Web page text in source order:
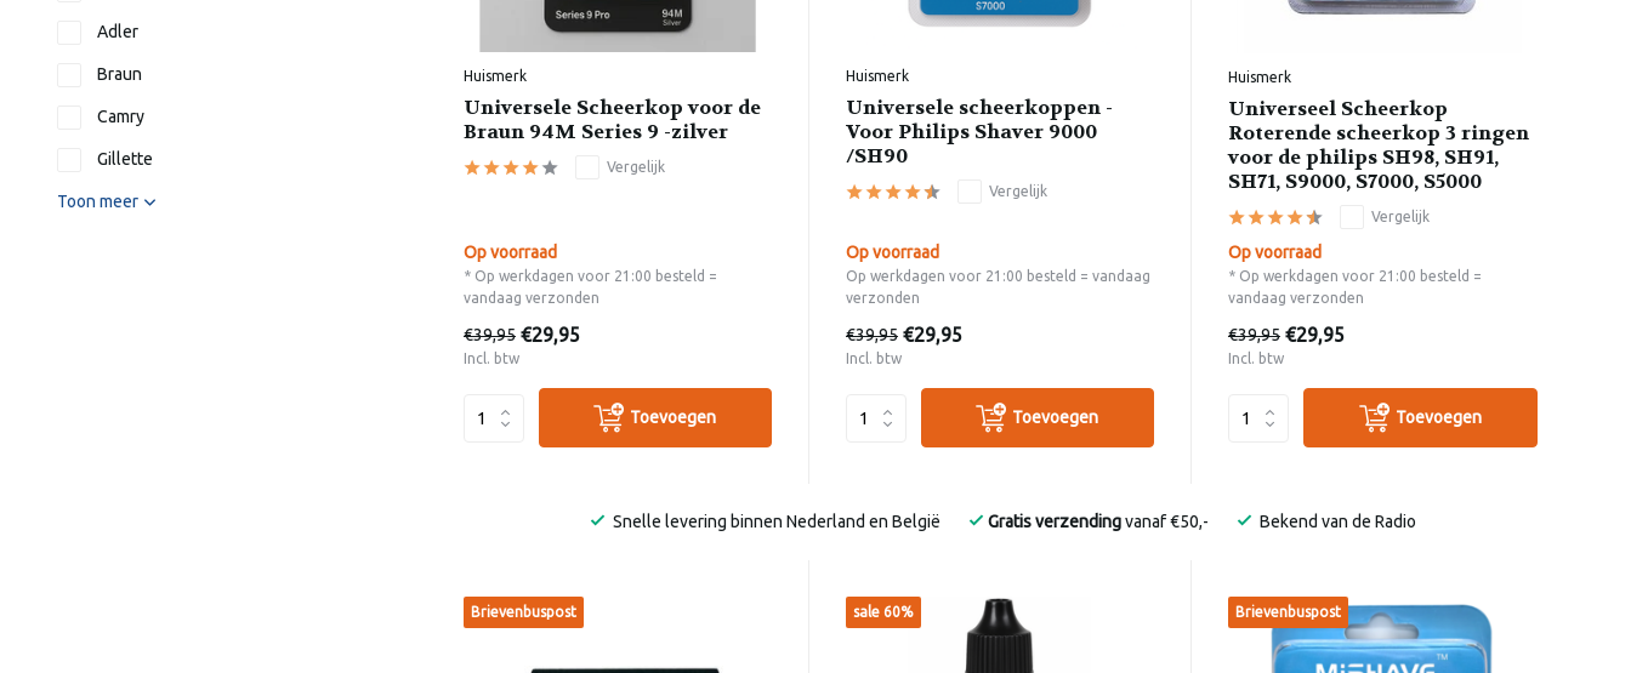
Adler
Braun
Camry
Gillette
Toon meer
Huismerk
Universele Scheerkop voor de
Braun 94M Series 9 -zilver
Vergelijk
Op voorraad
* Op werkdagen voor 21:00 besteld =
vandaag verzonden
€39,95 €29,95
Incl. btw
Toevoegen
Huismerk
Universele scheerkoppen -
Voor Philips Shaver 9000
/SH90
Vergelijk
Op voorraad
Op werkdagen voor 21:00 besteld = vandaag
verzonden
€39,95 €29,95
Incl. btw
Toevoegen
Huismerk
Universeel Scheerkop
Roterende scheerkop 3 ringen
voor de philips SH98, SH91,
SH71, S9000, S7000, S5000
Vergelijk
Op voorraad
* Op werkdagen voor 21:00 besteld =
vandaag verzonden
€39,95 €29,95
Incl. btw
Toevoegen
Snelle levering binnen Nederland en België Gratis verzendingvanaf €50,- Bekend van de Radio
Brievenbuspost sale 60% Brievenbuspost